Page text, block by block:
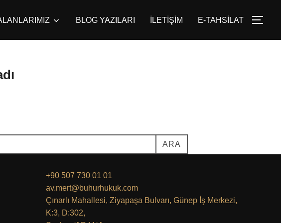
BLOG YAZILARI İLETİŞİM E-TAHSİLAT YAN
ARA
+90 507 730 01 01
av.mert@buhurhukuk.com
Çınarlı Mahallesi, Ziyapaşa Bulvarı, Günep İş Merkezi,
K:3, D:302,